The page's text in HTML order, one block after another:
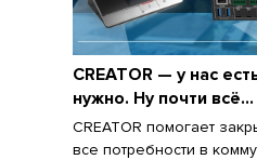
CREATOR — у нас
нужно. Ну почти всё…
CREATOR помогает
все потребности в